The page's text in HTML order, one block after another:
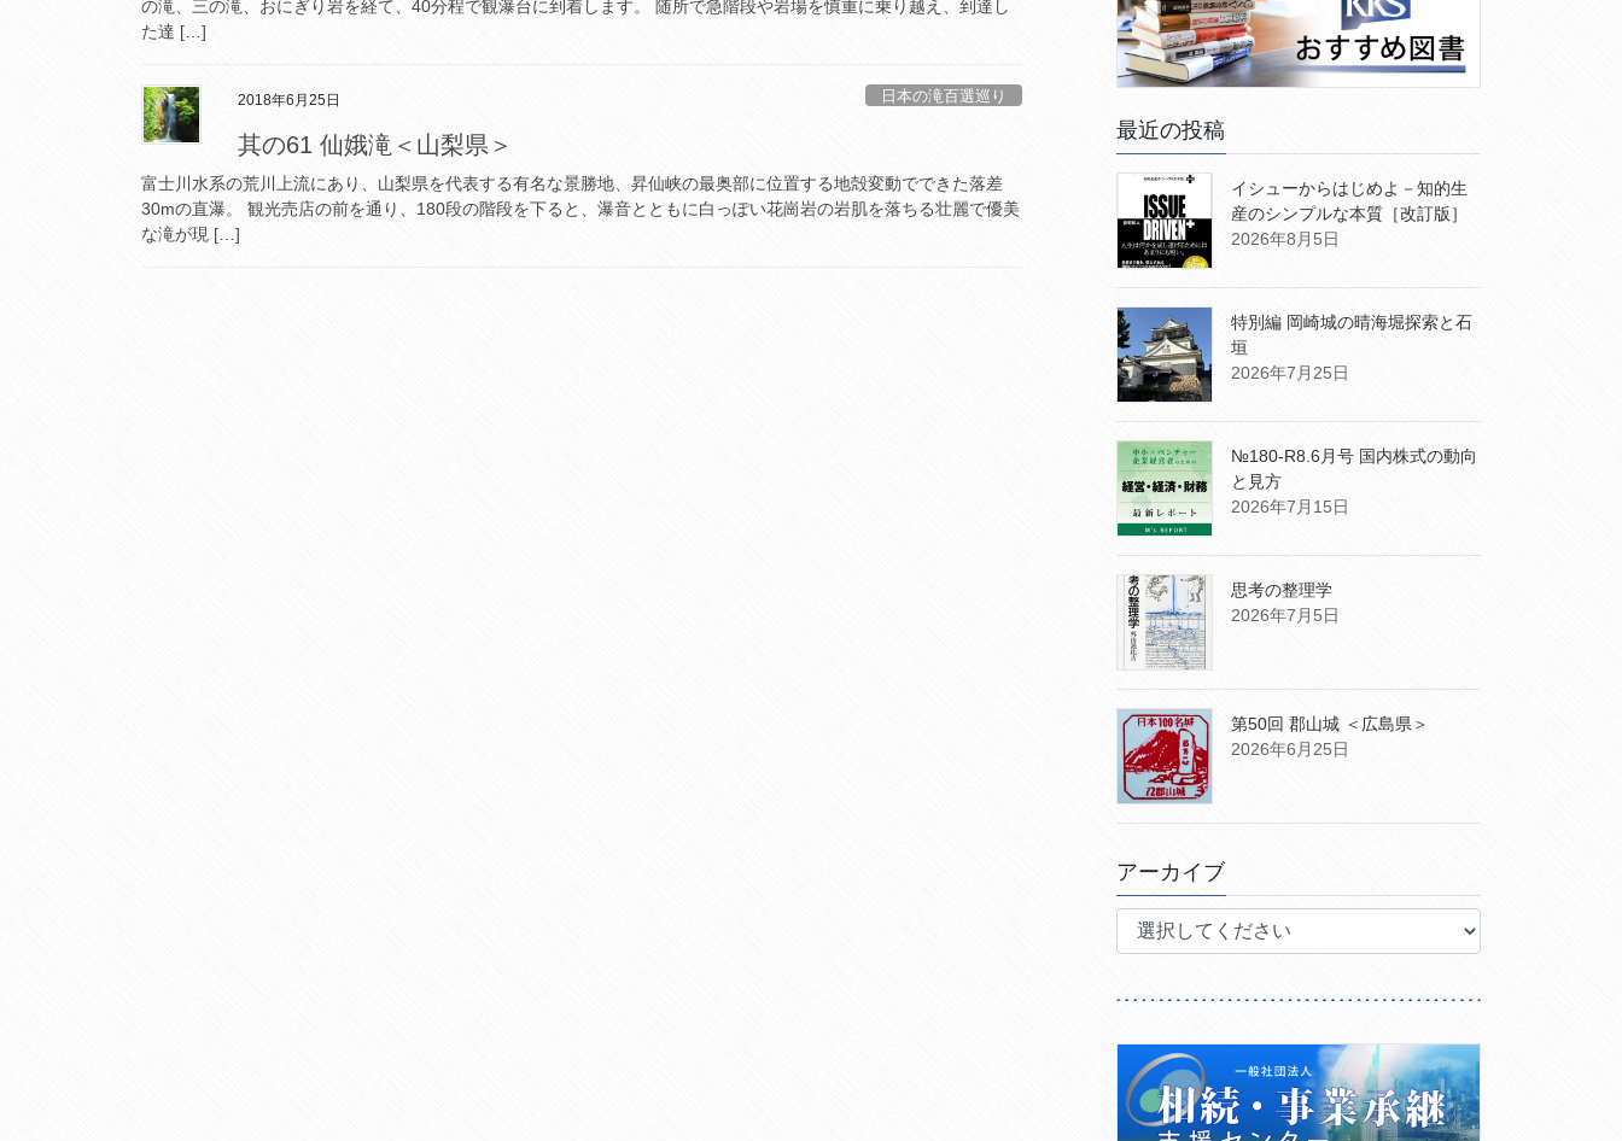
の滝、三の滝、おにぎり岩を経て、40分程で観瀑台に到着します。 随所で急階段や岩場を慎重に乗り越え、到達し
た達 […]
2018年6月25日 日本の滝百選巡り
其の61 仙娥滝＜山梨県＞
富士川水系の荒川上流にあり、山梨県を代表する有名な景勝地、昇仙峡の最奥部に位置する地殻変動でできた落差
30mの直瀑。 観光売店の前を通り、180段の階段を下ると、瀑音とともに白っぽい花崗岩の岩肌を落ちる壮麗で優美
な滝が現 […]
最近の投稿
イシューからはじめよ－知的生
産のシンプルな本質［改訂版］
2026年8月5日
特別編 岡崎城の晴海堀探索と石
垣
2026年7月25日
№180-R8.6月号 国内株式の動向
と見方
2026年7月15日
思考の整理学
2026年7月5日
第50回 郡山城 ＜広島県＞
2026年6月25日
アーカイブ